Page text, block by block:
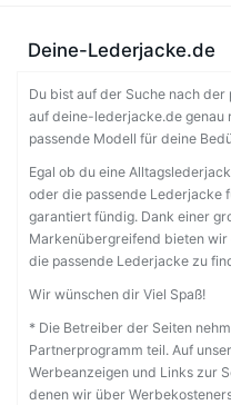
Deine-Lederjacke.de
Du bist auf der Suche nach
auf deine-lederjacke.de genau
passende Modell für deine
Egal ob du eine
oder die passende Lederjacke
garantiert fündig. Dank einer
Markenübergreifend bieten
die passende Lederjacke zu
Wir wünschen dir Viel Spaß!
* Die Betreiber der Seiten
Partnerprogramm teil. Auf
Werbeanzeigen und Links zur
denen wir über